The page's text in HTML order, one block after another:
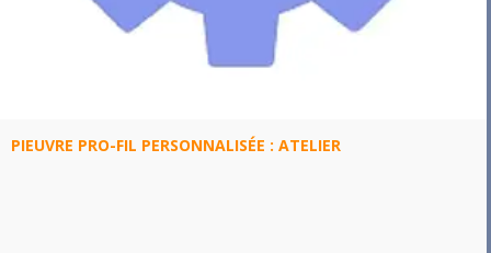
PIEUVRE PRO-FIL PERSONNALISÉE : ATELIER